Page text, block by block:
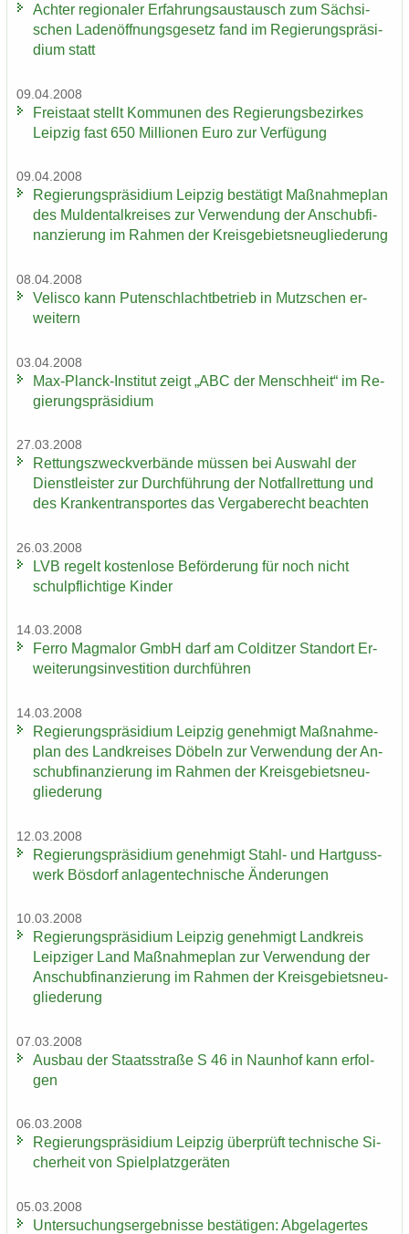
Ach­ter re­gio­na­ler Er­fah­rungs­aus­tausch zum Säch­si­
schen La­den­öff­nungs­ge­setz fand im Re­gie­rungs­prä­si­
di­um statt
09.04.2008
Frei­staat stellt Kom­mu­nen des Re­gie­rungs­be­zir­kes
Leip­zig fast 650 Mil­lio­nen Euro zur Ver­fü­gung
09.04.2008
Re­gie­rungs­prä­si­di­um Leip­zig be­stä­tigt Maß­nah­me­plan
des Mul­den­tal­krei­ses zur Ver­wen­dung der An­schub­fi­
nan­zie­rung im Rah­men der Kreis­ge­biets­neu­glie­de­rung
08.04.2008
Ve­lis­co kann Pu­ten­schlacht­be­trieb in Mutz­schen er­
wei­tern
03.04.2008
Max-​Planck-Institut zeigt „ABC der Mensch­heit“ im Re­
gie­rungs­prä­si­di­um
27.03.2008
Ret­tungs­zweck­ver­bän­de müs­sen bei Aus­wahl der
Dienst­leis­ter zur Durch­füh­rung der Not­fall­ret­tung und
des Kran­ken­trans­por­tes das Ver­ga­be­recht be­ach­ten
26.03.2008
LVB re­gelt kos­ten­lo­se Be­för­de­rung für noch nicht
schul­pflich­ti­ge Kin­der
14.03.2008
Ferro Mag­ma­lor GmbH darf am Col­dit­zer Stand­ort Er­
wei­te­rungs­in­ves­ti­ti­on durch­füh­ren
14.03.2008
Re­gie­rungs­prä­si­di­um Leip­zig ge­neh­migt Maß­nah­me­
plan des Land­krei­ses Dö­beln zur Ver­wen­dung der An­
schub­fi­nan­zie­rung im Rah­men der Kreis­ge­biets­neu­
glie­de­rung
12.03.2008
Re­gie­rungs­prä­si­di­um ge­neh­migt Stahl-​ und Hart­guss­
werk Bös­dorf an­la­gen­tech­ni­sche Än­de­run­gen
10.03.2008
Re­gie­rungs­prä­si­di­um Leip­zig ge­neh­migt Land­kreis
Leip­zi­ger Land Maß­nah­me­plan zur Ver­wen­dung der
An­schub­fi­nan­zie­rung im Rah­men der Kreis­ge­biets­neu­
glie­de­rung
07.03.2008
Aus­bau der Staats­stra­ße S 46 in Naun­hof kann er­fol­
gen
06.03.2008
Re­gie­rungs­prä­si­di­um Leip­zig über­prüft tech­ni­sche Si­
cher­heit von Spiel­platz­ge­rä­ten
05.03.2008
Un­ter­su­chungs­er­geb­nis­se be­stä­ti­gen: Ab­ge­la­ger­tes